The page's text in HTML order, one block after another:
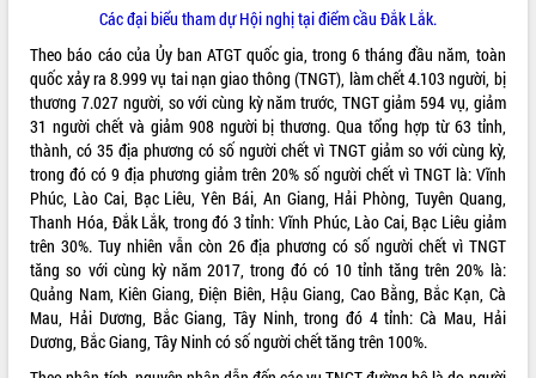
VIDEO
Loading the player...
Khám bệnh, cấp phát thuốc miễn phí
và tặng quà người dân xã Cư Pui
Các đại biểu tham dự Hội nghị tại điểm cầu Đắk Lắk.
Theo báo cáo của Ủy ban ATGT quốc gia, trong 6 tháng đầu năm, toàn
quốc xảy ra 8.999 vụ tai nạn giao thông (TNGT), làm chết 4.103 người, bị
thương 7.027 người, so với cùng kỳ năm trước, TNGT giảm 594 vụ, giảm
31 người chết và giảm 908 người bị thương. Qua tổng hợp từ 63 tỉnh,
thành, có 35 địa phương có số người chết vì TNGT giảm so với cùng kỳ,
trong đó có 9 địa phương giảm trên 20% số người chết vì TNGT là: Vĩnh
Phúc, Lào Cai, Bạc Liêu, Yên Bái, An Giang, Hải Phòng, Tuyên Quang,
Thanh Hóa, Đắk Lắk, trong đó 3 tỉnh: Vĩnh Phúc, Lào Cai, Bạc Liêu giảm
trên 30%. Tuy nhiên vẫn còn 26 địa phương có số người chết vì TNGT
tăng so với cùng kỳ năm 2017, trong đó có 10 tỉnh tăng trên 20% là:
Quảng Nam, Kiên Giang, Điện Biên, Hậu Giang, Cao Bằng, Bắc Kạn, Cà
Mau, Hải Dương, Bắc Giang, Tây Ninh, trong đó 4 tỉnh: Cà Mau, Hải
Dương, Bắc Giang, Tây Ninh có số người chết tăng trên 100%.